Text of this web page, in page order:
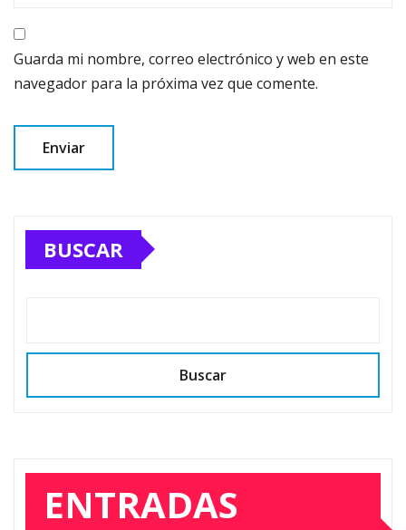
Guarda mi nombre, correo electrónico y web en este
navegador para la próxima vez que comente.
BUSCAR
Buscar
ENTRADAS